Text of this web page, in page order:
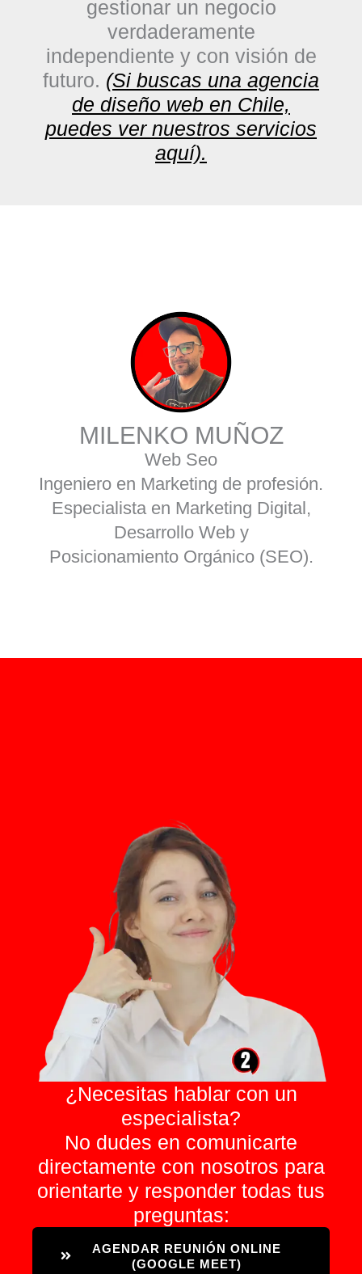
gestionar un negocio
verdaderamente
independiente y con visión de
futuro. (Si buscas una agencia
de diseño web en Chile,
puedes ver nuestros servicios
aquí).
MILENKO MUÑOZ
Web Seo
Ingeniero en Marketing de profesión.
Especialista en Marketing Digital,
Desarrollo Web y
Posicionamiento Orgánico (SEO).
¿Necesitas hablar con un
especialista?
No dudes en comunicarte
directamente con nosotros para
orientarte y responder todas tus
preguntas:
AGENDAR REUNIÓN ONLINE
(GOOGLE MEET)